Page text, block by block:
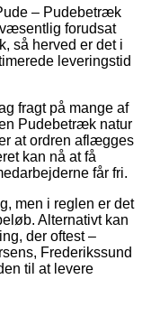
– Pudebetræk
forudsat
så herved er det i
leveringstid
fragt på mange af
Pudebetræk natur
at ordren aflægges
kan nå at få
får fri.
men i reglen er det
Alternativt kan
der oftest –
Frederikssund
til at levere